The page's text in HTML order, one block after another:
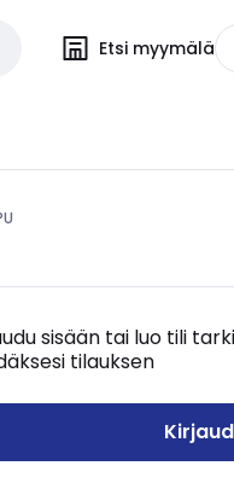
Etsi myymälä
sisään tai luo tili
tilauksen